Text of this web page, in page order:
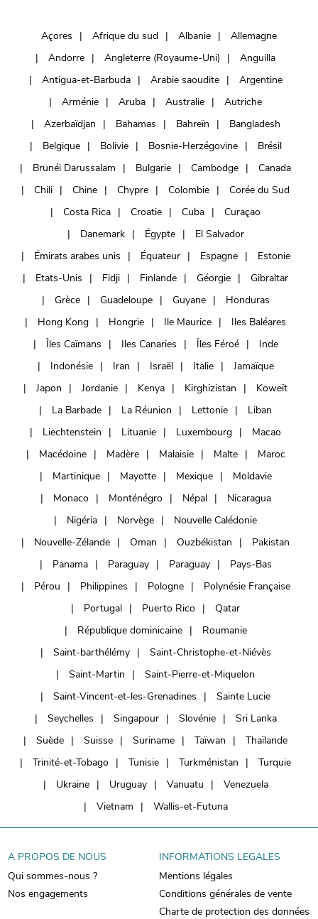
Açores Afrique du sud Albanie
Allemagne
Andorre
Angleterre (Royaume-Uni)
Anguilla
Antigua-et-Barbuda
Arabie saoudite
Argentine
Arménie
Aruba Australie
Autriche
Azerbaïdjan
Bahamas Bahreïn
Bangladesh
Belgique
Bolivie Bosnie-Herzégovine
Brésil
Brunéi Darussalam
Bulgarie Cambodge
Canada
Chili
Chine Chypre Colombie
Corée du Sud
Costa Rica
Croatie Cuba
Curaçao
Danemark
Égypte
El Salvador
Émirats arabes unis
Équateur Espagne
Estonie
Etats-Unis
Fidji Finlande Géorgie
Gibraltar
Grèce
Guadeloupe Guyane
Honduras
Hong Kong
Hongrie Ile Maurice
Iles Baléares
Îles Caïmans
Iles Canaries Îles Féroé
Inde
Indonésie
Iran Israël Italie
Jamaïque
Japon
Jordanie Kenya Kirghizistan
Koweït
La Barbade
La Réunion Lettonie
Liban
Liechtenstein
Lituanie Luxembourg
Macao
Macédoine
Madère Malaisie Malte
Maroc
Martinique
Mayotte Mexique
Moldavie
Monaco
Monténégro Népal
Nicaragua
Nigéria
Norvège
Nouvelle Calédonie
Nouvelle-Zélande
Oman Ouzbékistan
Pakistan
Panama
Paraguay Paraguay
Pays-Bas
Pérou
Philippines Pologne
Polynésie Française
Portugal
Puerto Rico
Qatar
République dominicaine
Roumanie
Saint-barthélémy
Saint-Christophe-et-Niévès
Saint-Martin
Saint-Pierre-et-Miquelon
Saint-Vincent-et-les-Grenadines
Sainte Lucie
Seychelles
Singapour Slovénie
Sri Lanka
Suède
Suisse Suriname Taïwan
Thaïlande
Trinité-et-Tobago
Tunisie Turkménistan
Turquie
Ukraine
Uruguay Vanuatu
Venezuela
Vietnam
Wallis-et-Futuna
A PROPOS DE NOUS
Qui sommes-nous ?
Nos engagements
INFORMATIONS LEGALES
Mentions légales
Conditions générales de vente
Charte de protection des données